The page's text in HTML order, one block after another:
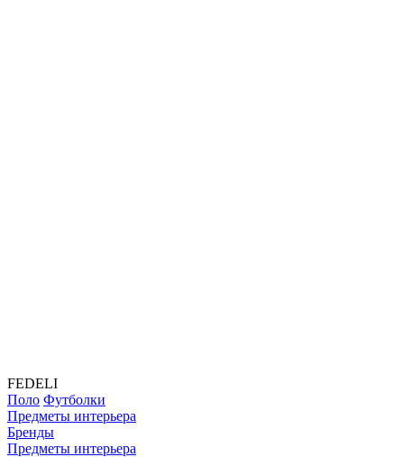
FEDELI
Поло Футболки
Предметы интерьера
Бренды
Предметы интерьера